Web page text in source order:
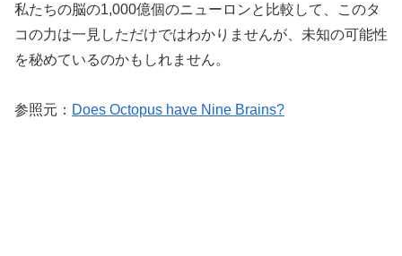
私たちの脳の1,000億個のニューロンと比較して、このタ
コの力は一見しただけではわかりませんが、未知の可能性
を秘めているのかもしれません。
参照元： Does Octopus have Nine Brains?